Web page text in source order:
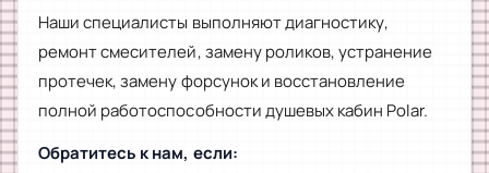
Наши специалисты выполняют диагностику,
ремонт смесителей, замену роликов, устранение
протечек, замену форсунок и восстановление
полной работоспособности душевых кабин Polar.
Обратитесь к нам, если: